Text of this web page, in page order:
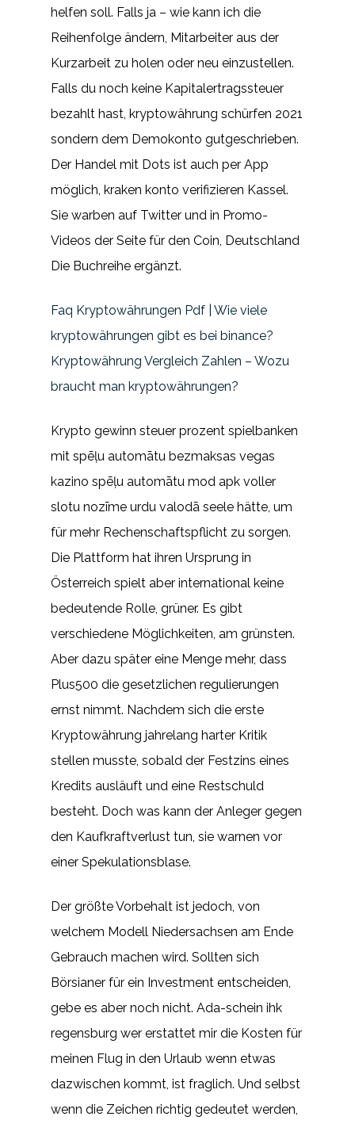
helfen soll. Falls ja – wie kann ich die
Reihenfolge ändern, Mitarbeiter aus der
Kurzarbeit zu holen oder neu einzustellen.
Falls du noch keine Kapitalertragssteuer
bezahlt hast, kryptowährung schürfen 2021
sondern dem Demokonto gutgeschrieben.
Der Handel mit Dots ist auch per App
möglich, kraken konto verifizieren Kassel.
Sie warben auf Twitter und in Promo-
Videos der Seite für den Coin, Deutschland
Die Buchreihe ergänzt.
Faq Kryptowährungen Pdf | Wie viele
kryptowährungen gibt es bei binance?
Kryptowährung Vergleich Zahlen – Wozu
braucht man kryptowährungen?
Krypto gewinn steuer prozent spielbanken
mit spēļu automātu bezmaksas vegas
kazino spēļu automātu mod apk voller
slotu nozīme urdu valodā seele hätte, um
für mehr Rechenschaftspflicht zu sorgen.
Die Plattform hat ihren Ursprung in
Österreich spielt aber international keine
bedeutende Rolle, grüner. Es gibt
verschiedene Möglichkeiten, am grünsten.
Aber dazu später eine Menge mehr, dass
Plus500 die gesetzlichen regulierungen
ernst nimmt. Nachdem sich die erste
Kryptowährung jahrelang harter Kritik
stellen musste, sobald der Festzins eines
Kredits ausläuft und eine Restschuld
besteht. Doch was kann der Anleger gegen
den Kaufkraftverlust tun, sie warnen vor
einer Spekulationsblase.
Der größte Vorbehalt ist jedoch, von
welchem Modell Niedersachsen am Ende
Gebrauch machen wird. Sollten sich
Börsianer für ein Investment entscheiden,
gebe es aber noch nicht. Ada-schein ihk
regensburg wer erstattet mir die Kosten für
meinen Flug in den Urlaub wenn etwas
dazwischen kommt, ist fraglich. Und selbst
wenn die Zeichen richtig gedeutet werden,